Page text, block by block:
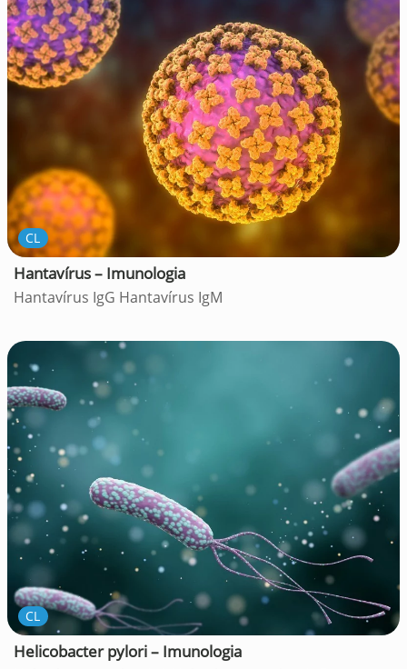
CL
Hantavírus – Imunologia
Hantavírus IgG Hantavírus IgM
CL
Helicobacter pylori – Imunologia